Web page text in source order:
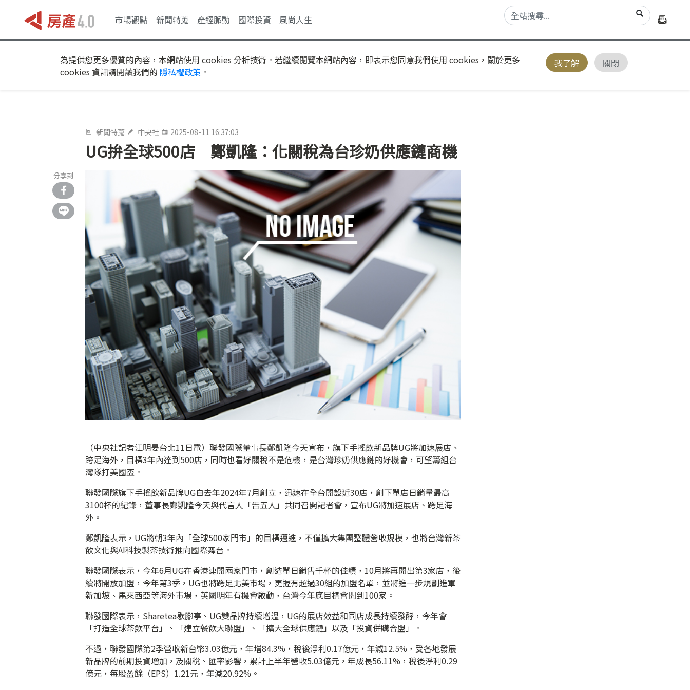
市場觀點 新聞特蒐 產經脈動 國際投資 風尚人生
為提供您更多優質的內容，本網站使用 cookies 分析技術。若繼續閱覽本網站內容，即表示您同意我們使用 cookies，關於更多
cookies 資訊請閱讀我們的 隱私權政策 。
我了解 關閉
新聞特蒐 中央社 2025-08-11 16:37:03
UG拚全球500店 鄭凱隆：化關稅為台珍奶供應鏈商機
分享到
（中央社記者江明晏台北11日電）聯發國際董事長鄭凱隆今天宣布，旗下手搖飲新品牌UG將加速展店、
跨足海外，目標3年內達到500店，同時也看好關稅不是危機，是台灣珍奶供應鏈的好機會，可望籌組台
灣隊打美國盃。
聯發國際旗下手搖飲新品牌UG自去年2024年7月創立，迅速在全台開設近30店，創下單店日銷量最高
3100杯的紀錄，董事長鄭凱隆今天與代言人「告五人」共同召開記者會，宣布UG將加速展店、跨足海
外。
鄭凱隆表示，UG將朝3年內「全球500家門市」的目標邁進，不僅擴大集團整體營收規模，也將台灣新茶
飲文化與AI科技製茶技術推向國際舞台。
聯發國際表示，今年6月UG在香港連開兩家門市，創造單日銷售千杯的佳績，10月將再開出第3家店，後
續將開放加盟，今年第3季，UG也將跨足北美市場，更握有超過30組的加盟名單，並將進一步規劃進軍
新加坡、馬來西亞等海外市場，英國明年有機會啟動，台灣今年底目標會開到100家。
聯發國際表示，Sharetea歇腳亭、UG雙品牌持續增溫，UG的展店效益和同店成長持續發酵，今年會
「打造全球茶飲平台」、「建立餐飲大聯盟」、「擴大全球供應鏈」以及「投資併購合盟」。
不過，聯發國際第2季營收新台幣3.03億元，年增84.3%，稅後淨利0.17億元，年減12.5%，受各地發展
新品牌的前期投資增加，及關稅、匯率影響，累計上半年營收5.03億元，年成長56.11%，稅後淨利0.29
億元，每股盈餘（EPS）1.21元，年減20.92%。